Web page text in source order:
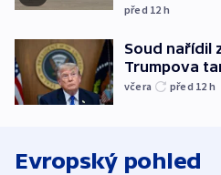
před 12 h
Soud nařídil
Trumpova
včera před 12 h
Evropský pohled